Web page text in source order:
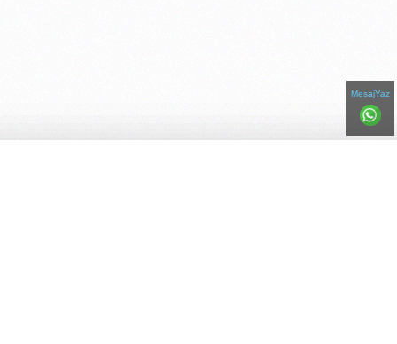
MesajYaz